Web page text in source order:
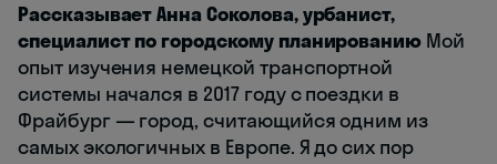
Рассказывает Анна Соколова, урбанист,
специалист по городскому планированию Мой
опыт изучения немецкой транспортной
системы начался в 2017 году с поездки в
Фрайбург — город, считающийся одним из
самых экологичных в Европе. Я до сих пор